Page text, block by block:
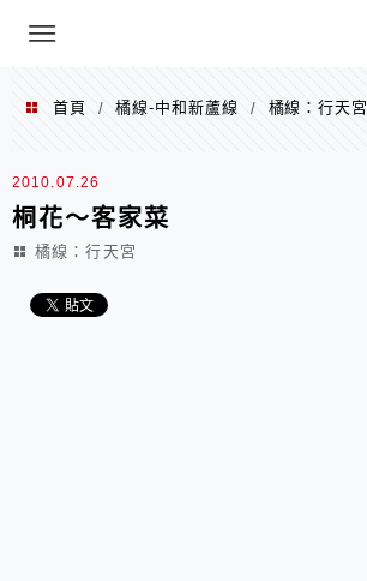
巧、世界走透透
menu
首頁 / 橘線-中和新蘆線 / 橘線：行天宮
2010.07.26
桐花～客家菜
橘線：行天宮